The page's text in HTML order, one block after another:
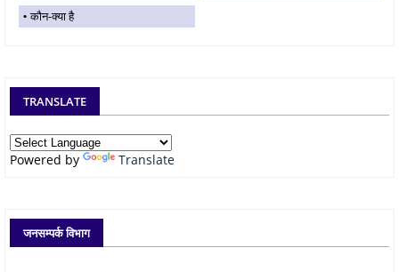
कौन-क्या है
TRANSLATE
Powered by Translate
जनसम्पर्क विभाग